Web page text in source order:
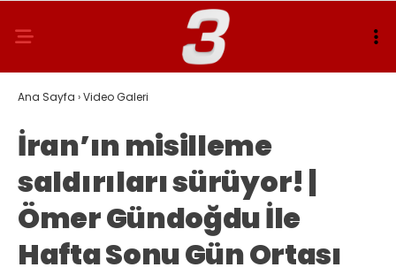
Ana Sayfa ›Video Galeri
İran’ın misilleme
saldırıları sürüyor! |
Ömer Gündoğdu İle
Hafta Sonu Gün Ortası